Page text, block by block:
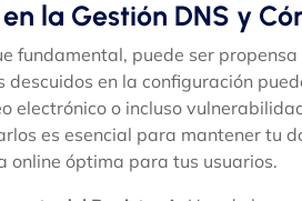
la Gestión DNS y
fundamental, puede ser
descuidos en la configuración
electrónico o incluso
es esencial para mantener tu
online óptima para tus usuarios.